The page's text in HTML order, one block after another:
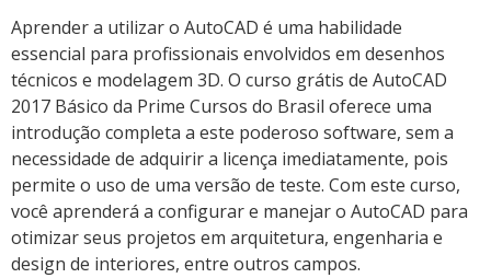
Aprender a utilizar o AutoCAD é uma habilidade
essencial para profissionais envolvidos em desenhos
técnicos e modelagem 3D. O curso grátis de AutoCAD
2017 Básico da Prime Cursos do Brasil oferece uma
introdução completa a este poderoso software, sem a
necessidade de adquirir a licença imediatamente, pois
permite o uso de uma versão de teste. Com este curso,
você aprenderá a configurar e manejar o AutoCAD para
otimizar seus projetos em arquitetura, engenharia e
design de interiores, entre outros campos.